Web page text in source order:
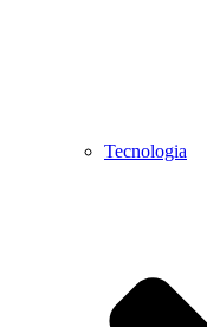
Tecnologia